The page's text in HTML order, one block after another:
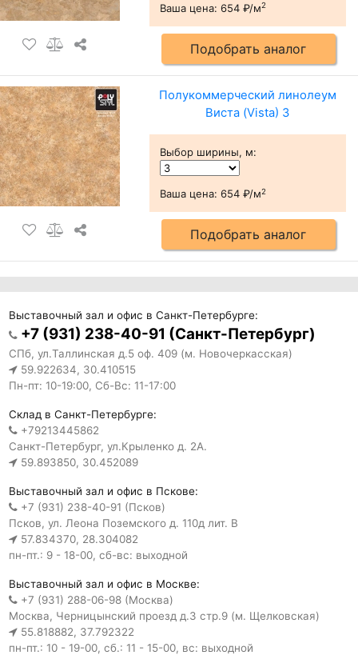
Ваша цена: 654 ₽/м2
Подобрать аналог
Полукоммерческий линолеум
Виста (Vista) 3
Выбор ширины, м:
Ваша цена: 654 ₽/м2
Подобрать аналог
Выставочный зал и офис в Санкт-Петербурге:
+7 (931) 238-40-91 (Санкт-Петербург)
СПб, ул.Таллинская д.5 оф. 409 (м. Новочеркасская)
59.922634, 30.410515
Пн-пт: 10-19:00, Сб-Вс: 11-17:00
Склад в Санкт-Петербурге:
+79213445862
Санкт-Петербург, ул.Крыленко д. 2А.
59.893850, 30.452089
Выставочный зал и офис в Пскове:
+7 (931) 238-40-91 (Псков)
Псков, ул. Леона Поземского д. 110д лит. В
57.834370, 28.304082
пн-пт.: 9 - 18-00, сб-вс: выходной
Выставочный зал и офис в Москве:
+7 (931) 288-06-98 (Москва)
Москва, Черницынский проезд д.3 стр.9 (м. Щелковская)
55.818882, 37.792322
пн-пт.: 10 - 19-00, сб.: 11 - 15-00, вс: выходной